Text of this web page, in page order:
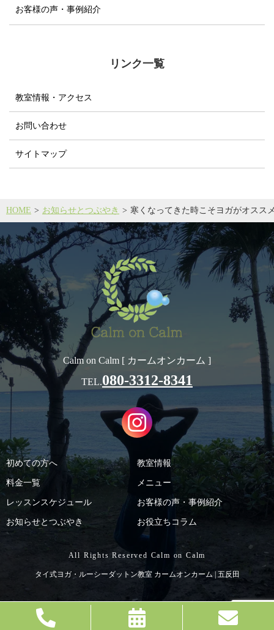
HOME お知らせとつぶやき 寒くなってきた時こそヨガがオスス
お客様の声・事例紹介
リンク一覧
教室情報・アクセス
お問い合わせ
サイトマップ
Calm on Calm [ カームオンカーム ]
TEL.080-3312-8341
初めての方へ 教室情報
料金一覧 メニュー
レッスンスケジュール お客様の声・事例紹介
お知らせとつぶやき お役立ちコラム
All Rights Reserved Calm on Calm
タイ式ヨガ・ルーシーダットン教室 カームオンカーム | 五反田